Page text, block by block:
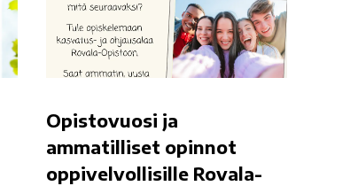
Opistovuosi ja
ammatilliset opinnot
oppivelvollisille Rovala-